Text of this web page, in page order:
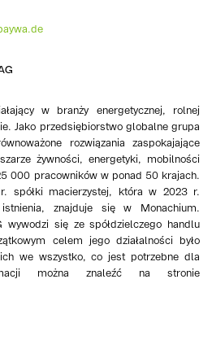
w branży energetycznej, rolnej
Jako przedsiębiorstwo globalne grupa
rozwiązania zaspokajające
żywności, energetyki, mobilności
000 pracowników w ponad 50 krajach.
spółki macierzystej, która w 2023 r.
znajduje się w Monachium.
wywodzi się ze spółdzielczego handlu
celem jego działalności było
we wszystko, co jest potrzebne dla
można znaleźć na stronie